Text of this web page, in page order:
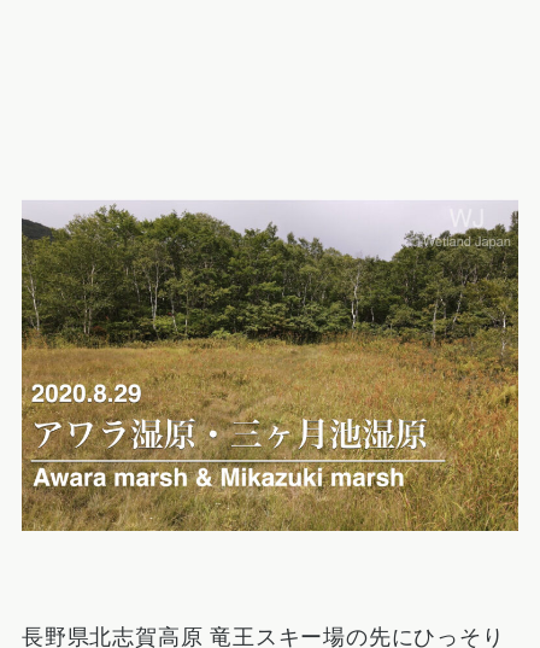
長野県北志賀高原 竜王スキー場の先にひっそり